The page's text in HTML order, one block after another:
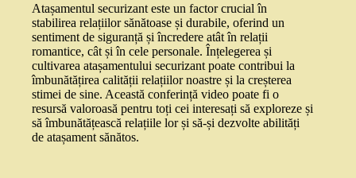
Atașamentul securizant este un factor crucial în
stabilirea relațiilor sănătoase și durabile, oferind un
sentiment de siguranță și încredere atât în relații
romantice, cât și în cele personale. Înțelegerea și
cultivarea atașamentului securizant poate contribui la
îmbunătățirea calității relațiilor noastre și la creșterea
stimei de sine. Această conferință video poate fi o
resursă valoroasă pentru toți cei interesați să exploreze și
să îmbunătățească relațiile lor și să-și dezvolte abilități
de atașament sănătos.